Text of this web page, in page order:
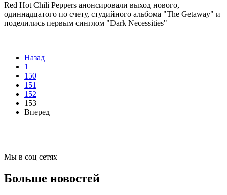
Red Hot Chili Peppers анонсировали выход нового,
одиннадцатого по счету, студийного альбома "The Getaway" и
поделились первым синглом "Dark Necessities"
Назад
1
150
151
152
153
Вперед
Мы в соц сетях
Больше новостей